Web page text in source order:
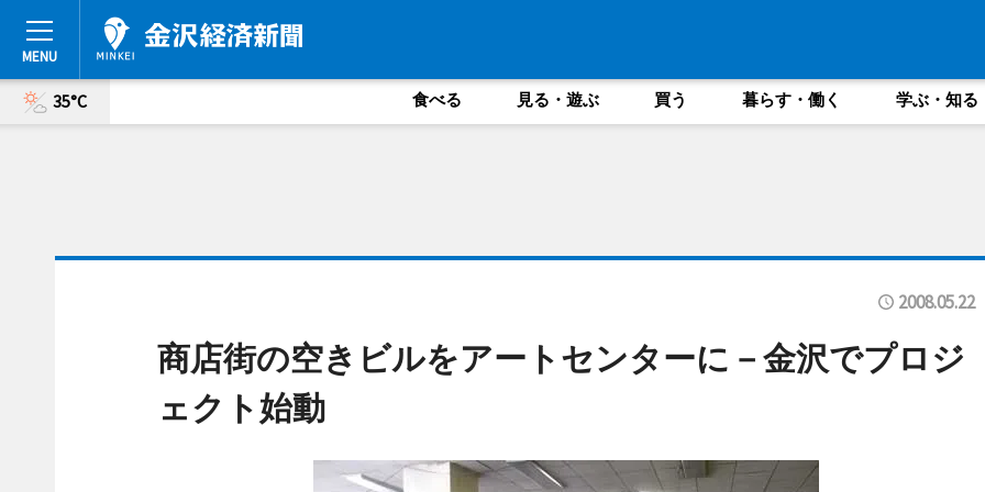
35°C 食べる 見る・遊ぶ 買う 暮らす・働く 学ぶ・知る
2008.05.22
商店街の空きビルをアートセンターに－金沢でプロジ
ェクト始動